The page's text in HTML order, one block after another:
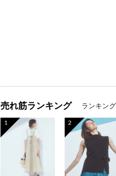
売れ筋ランキング ランキン
1 2